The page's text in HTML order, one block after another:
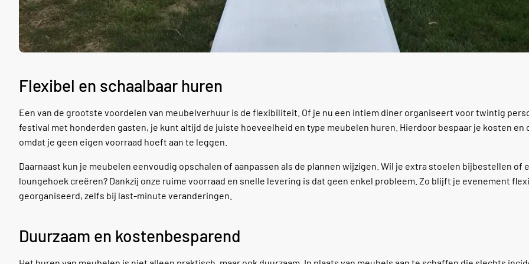
Flexibel en schaalbaar huren
Een van de grootste voordelen van meubelverhuur is de flexibiliteit. Of je nu een intiem diner organiseert voor twintig
festival met honderden gasten, je kunt altijd de juiste hoeveelheid en type meubelen huren. Hierdoor bespaar je kosten en
omdat je geen eigen voorraad hoeft aan te leggen.
Daarnaast kun je meubelen eenvoudig opschalen of aanpassen als de plannen wijzigen. Wil je extra stoelen bijbestellen of
loungehoek creëren? Dankzij onze ruime voorraad en snelle levering is dat geen enkel probleem. Zo blijft je evenement
georganiseerd, zelfs bij last-minute veranderingen.
Duurzaam en kostenbesparend